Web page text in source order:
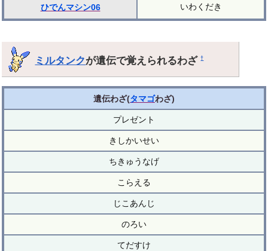
ひでんマシン06 いわくだき
ミルタンクが遺伝で覚えられるわざ†
遺伝わざ(タマゴわざ)
プレゼント
きしかいせい
ちきゅうなげ
こらえる
じこあんじ
のろい
てだすけ